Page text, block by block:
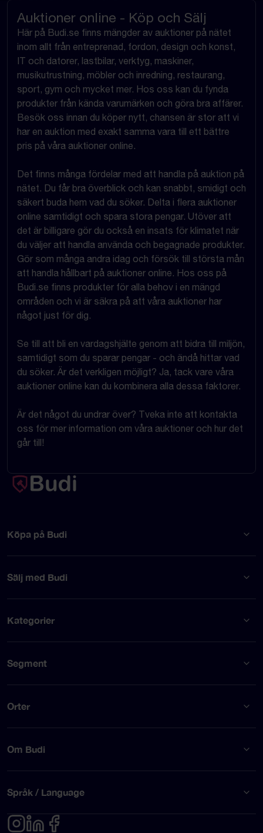
Auktioner online - Köp och Sälj
Här på Budi.se finns mängder av auktioner på nätet
inom allt från entreprenad, fordon, design och konst,
IT och datorer, lastbilar, verktyg, maskiner,
musikutrustning, möbler och inredning, restaurang,
sport, gym och mycket mer. Hos oss kan du fynda
produkter från kända varumärken och göra bra affärer.
Besök oss innan du köper nytt, chansen är stor att vi
har en auktion med exakt samma vara till ett bättre
pris på våra auktioner online.
Det finns många fördelar med att handla på auktion på
nätet. Du får bra överblick och kan snabbt, smidigt och
säkert buda hem vad du söker. Delta i flera auktioner
online samtidigt och spara stora pengar. Utöver att
det är billigare gör du också en insats för klimatet när
du väljer att handla använda och begagnade produkter.
Gör som många andra idag och försök till största mån
att handla hållbart på auktioner online. Hos oss på
Budi.se finns produkter för alla behov i en mängd
områden och vi är säkra på att våra auktioner har
något just för dig.
Se till att bli en vardagshjälte genom att bidra till miljön,
samtidigt som du sparar pengar - och ändå hittar vad
du söker. Är det verkligen möjligt? Ja, tack vare våra
auktioner online kan du kombinera alla dessa faktorer.
Är det något du undrar över? Tveka inte att kontakta
oss för mer information om våra auktioner och hur det
går till!
Köpa på Budi
Sälj med Budi
Kategorier
Segment
Orter
Om Budi
Språk / Language